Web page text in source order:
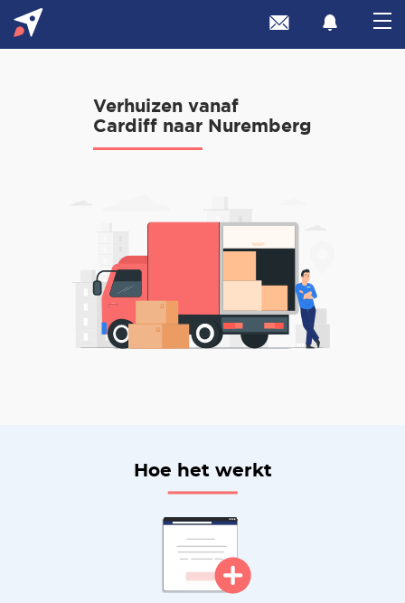
Verhuizen vanaf
Cardiff naar Nuremberg
Hoe het werkt